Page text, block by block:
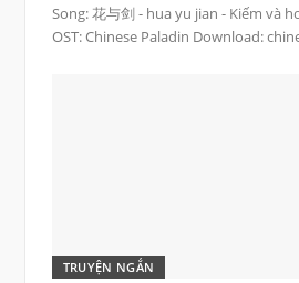
Song: 花与剑 - hua yu jian - Kiếm và
OST: Chinese Paladin Download:
TRUYỆN NGẮN